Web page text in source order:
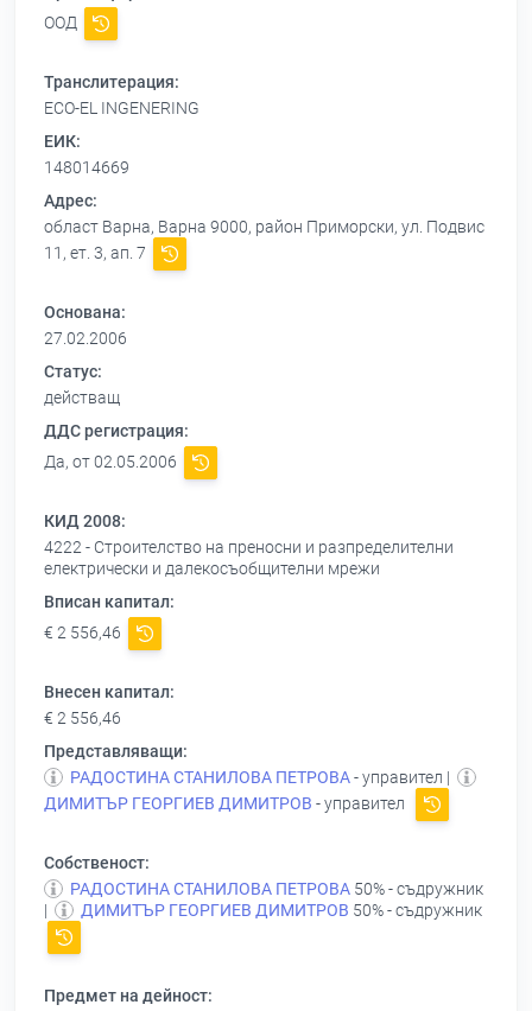
ООД
Транслитерация:
ECO-EL INGENERING
ЕИК:
148014669
Адрес:
област Варна, Варна 9000, район Приморски, ул. Подвис
11, ет. 3, ап. 7
Основана:
27.02.2006
Статус:
действащ
ДДС регистрация:
Да, от 02.05.2006
КИД 2008:
4222 - Строителство на преносни и разпределителни
електрически и далекосъобщителни мрежи
Вписан капитал:
€ 2 556,46
Внесен капитал:
€ 2 556,46
Представляващи:
РАДОСТИНА СТАНИЛОВА ПЕТРОВА- управител |
ДИМИТЪР ГЕОРГИЕВ ДИМИТРОВ - управител
Собственост:
РАДОСТИНА СТАНИЛОВА ПЕТРОВА 50% - съдружник
|
ДИМИТЪР ГЕОРГИЕВ ДИМИТРОВ 50% - съдружник
Предмет на дейност: